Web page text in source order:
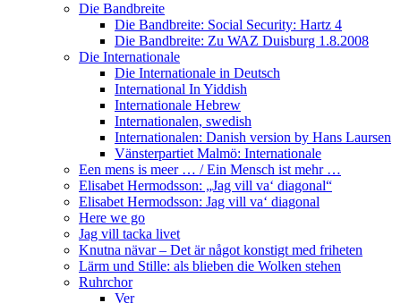
Die Bandbreite
Die Bandbreite: Social Security: Hartz 4
Die Bandbreite: Zu WAZ Duisburg 1.8.2008
Die Internationale
Die Internationale in Deutsch
International In Yiddish
Internationale Hebrew
Internationalen, swedish
Internationalen: Danish version by Hans Laursen
Vänsterpartiet Malmö: Internationale
Een mens is meer … / Ein Mensch ist mehr …
Elisabet Hermodsson: „Jag vill va‘ diagonal“
Elisabet Hermodsson: Jag vill va‘ diagonal
Here we go
Jag vill tacka livet
Knutna nävar – Det är något konstigt med friheten
Lärm und Stille: als blieben die Wolken stehen
Ruhrchor
Ver